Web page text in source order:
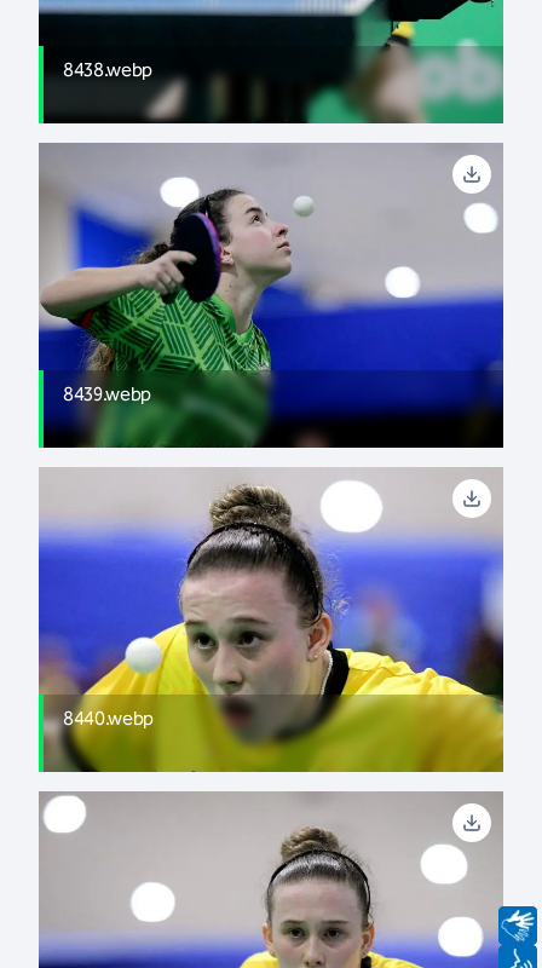
8438.webp
8439.webp
8440.webp